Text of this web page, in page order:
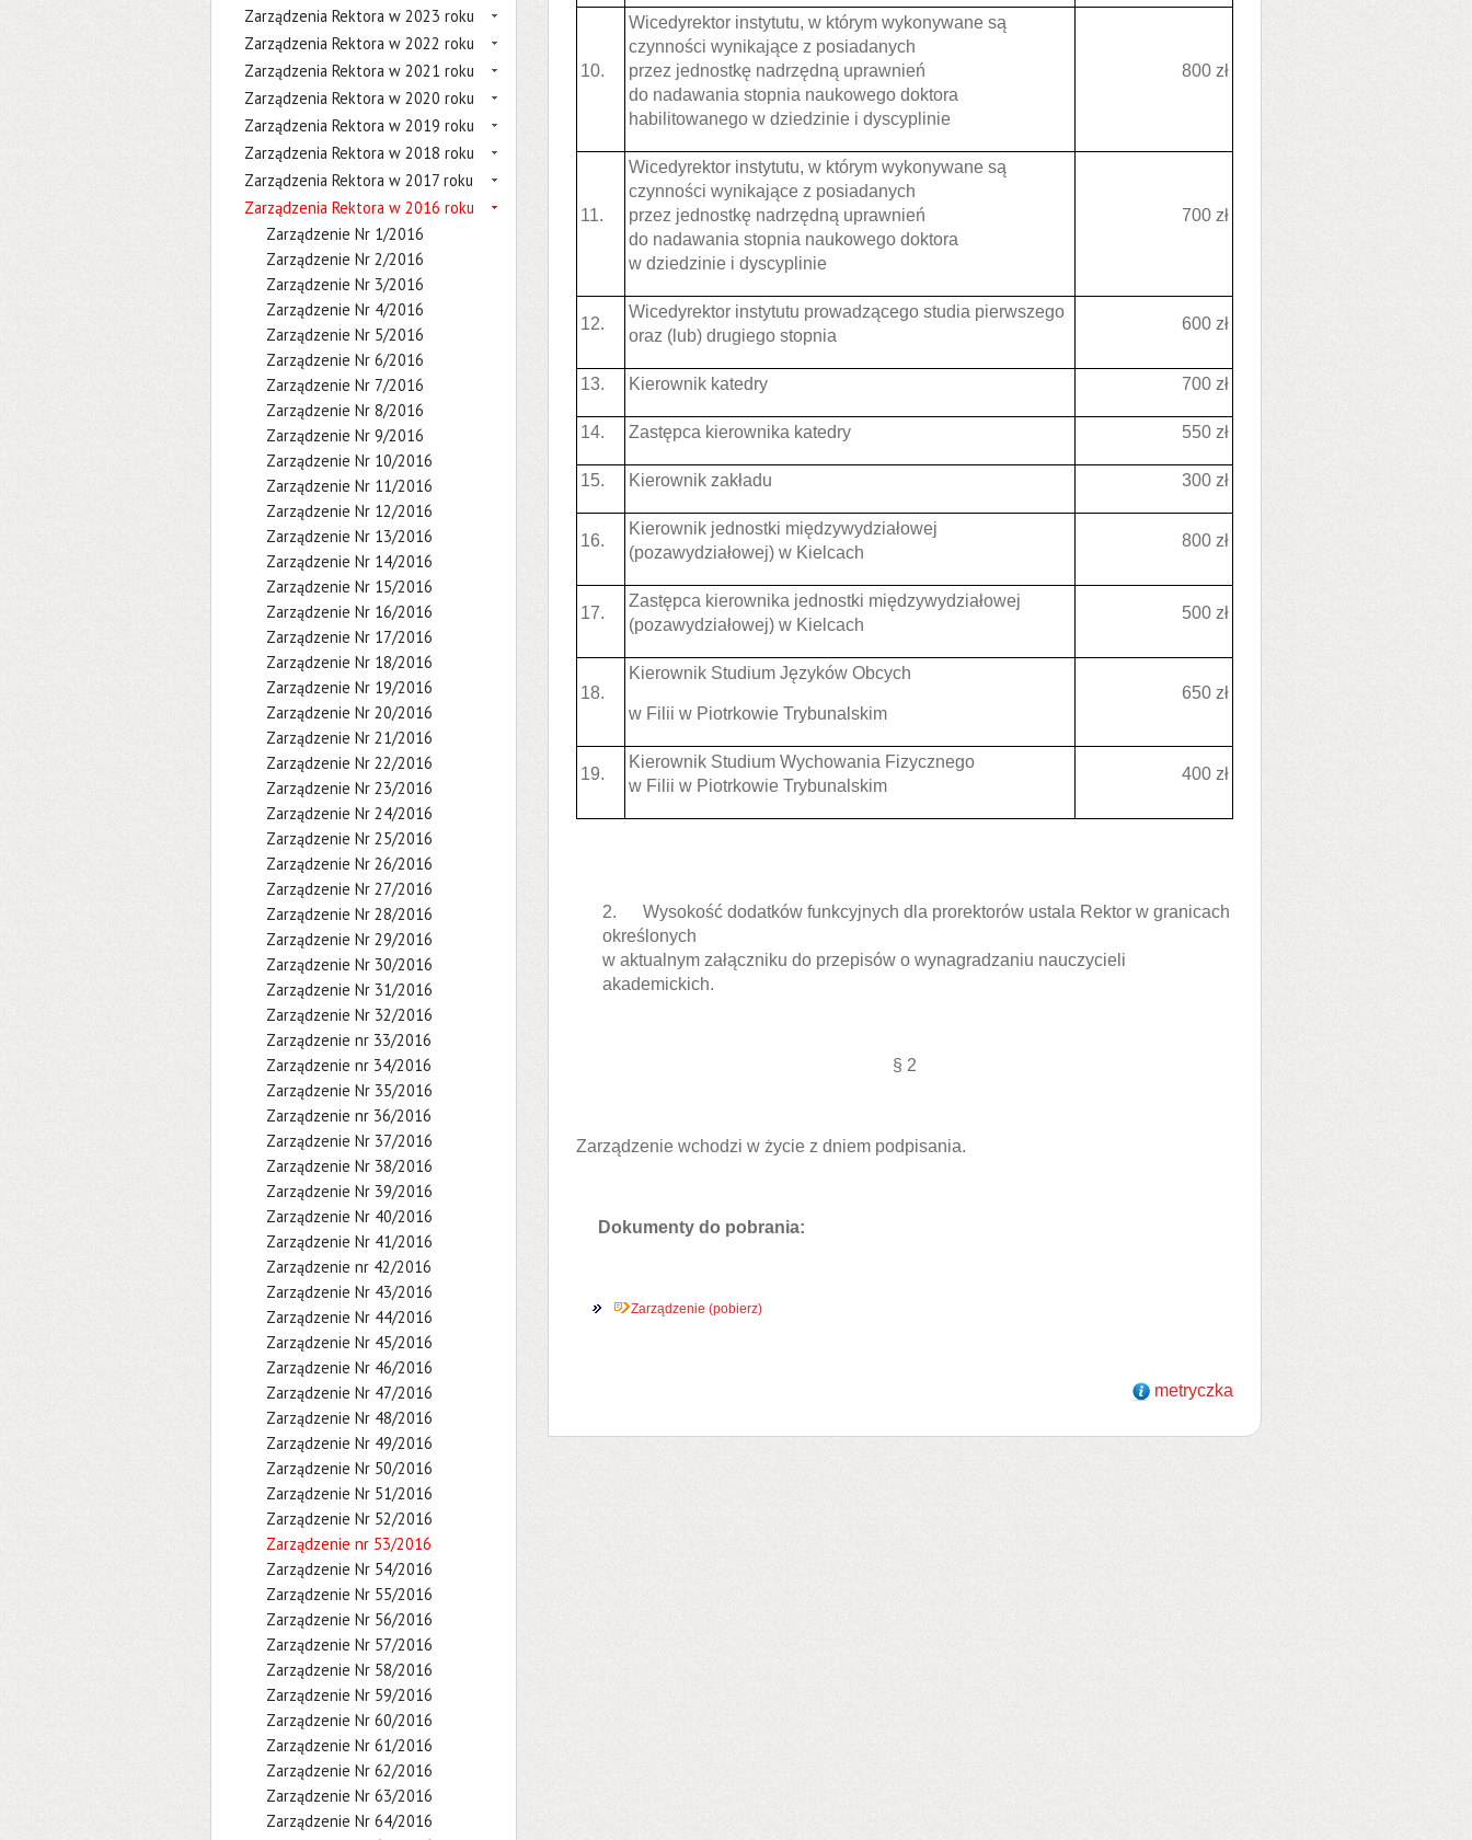
Zarządzenia Rektora w 2023 roku
Zarządzenia Rektora w 2022 roku
Zarządzenia Rektora w 2021 roku
Zarządzenia Rektora w 2020 roku
Zarządzenia Rektora w 2019 roku
Zarządzenia Rektora w 2018 roku
Zarządzenia Rektora w 2017 roku
Zarządzenia Rektora w 2016 roku
Zarządzenie Nr 1/2016
Zarządzenie Nr 2/2016
Zarządzenie Nr 3/2016
Zarządzenie Nr 4/2016
Zarządzenie Nr 5/2016
Zarządzenie Nr 6/2016
Zarządzenie Nr 7/2016
Zarządzenie Nr 8/2016
Zarządzenie Nr 9/2016
Zarządzenie Nr 10/2016
Zarządzenie Nr 11/2016
Zarządzenie Nr 12/2016
Zarządzenie Nr 13/2016
Zarządzenie Nr 14/2016
Zarządzenie Nr 15/2016
Zarządzenie Nr 16/2016
Zarządzenie Nr 17/2016
Zarządzenie Nr 18/2016
Zarządzenie Nr 19/2016
Zarządzenie Nr 20/2016
Zarządzenie Nr 21/2016
Zarządzenie Nr 22/2016
Zarządzenie Nr 23/2016
Zarządzenie Nr 24/2016
Zarządzenie Nr 25/2016
Zarządzenie Nr 26/2016
Zarządzenie Nr 27/2016
Zarządzenie Nr 28/2016
Zarządzenie Nr 29/2016
Zarządzenie Nr 30/2016
Zarządzenie Nr 31/2016
Zarządzenie Nr 32/2016
Zarządzenie nr 33/2016
Zarządzenie nr 34/2016
Zarządzenie Nr 35/2016
Zarządzenie nr 36/2016
Zarządzenie Nr 37/2016
Zarządzenie Nr 38/2016
Zarządzenie Nr 39/2016
Zarządzenie Nr 40/2016
Zarządzenie Nr 41/2016
Zarządzenie nr 42/2016
Zarządzenie Nr 43/2016
Zarządzenie Nr 44/2016
Zarządzenie Nr 45/2016
Zarządzenie Nr 46/2016
Zarządzenie Nr 47/2016
Zarządzenie Nr 48/2016
Zarządzenie Nr 49/2016
Zarządzenie Nr 50/2016
Zarządzenie Nr 51/2016
Zarządzenie Nr 52/2016
Zarządzenie nr 53/2016
Zarządzenie Nr 54/2016
Zarządzenie Nr 55/2016
Zarządzenie Nr 56/2016
Zarządzenie Nr 57/2016
Zarządzenie Nr 58/2016
Zarządzenie Nr 59/2016
Zarządzenie Nr 60/2016
Zarządzenie Nr 61/2016
Zarządzenie Nr 62/2016
Zarządzenie Nr 63/2016
Zarządzenie Nr 64/2016
10.
Wicedyrektor instytutu, w którym wykonywane są
czynności wynikające z posiadanych
przez jednostkę nadrzędną uprawnień
do nadawania stopnia naukowego doktora
habilitowanego w dziedzinie i dyscyplinie
800 zł
11.
Wicedyrektor instytutu, w którym wykonywane są
czynności wynikające z posiadanych
przez jednostkę nadrzędną uprawnień
do nadawania stopnia naukowego doktora
w dziedzinie i dyscyplinie
700 zł
12.
Wicedyrektor instytutu prowadzącego studia pierwszego
oraz (lub) drugiego stopnia
600 zł
13. Kierownik katedry 700 zł
14. Zastępca kierownika katedry 550 zł
15. Kierownik zakładu 300 zł
16.
Kierownik jednostki międzywydziałowej
(pozawydziałowej) w Kielcach
800 zł
17.
Zastępca kierownika jednostki międzywydziałowej
(pozawydziałowej) w Kielcach
500 zł
18.
Kierownik Studium Języków Obcych
w Filii w Piotrkowie Trybunalskim
650 zł
19.
Kierownik Studium Wychowania Fizycznego
w Filii w Piotrkowie Trybunalskim
400 zł
2. Wysokość dodatków funkcyjnych dla prorektorów ustala Rektor w granicach
określonych
w aktualnym załączniku do przepisów o wynagradzaniu nauczycieli
akademickich.
§ 2
Zarządzenie wchodzi w życie z dniem podpisania.
Dokumenty do pobrania:
Zarządzenie (pobierz)
metryczka